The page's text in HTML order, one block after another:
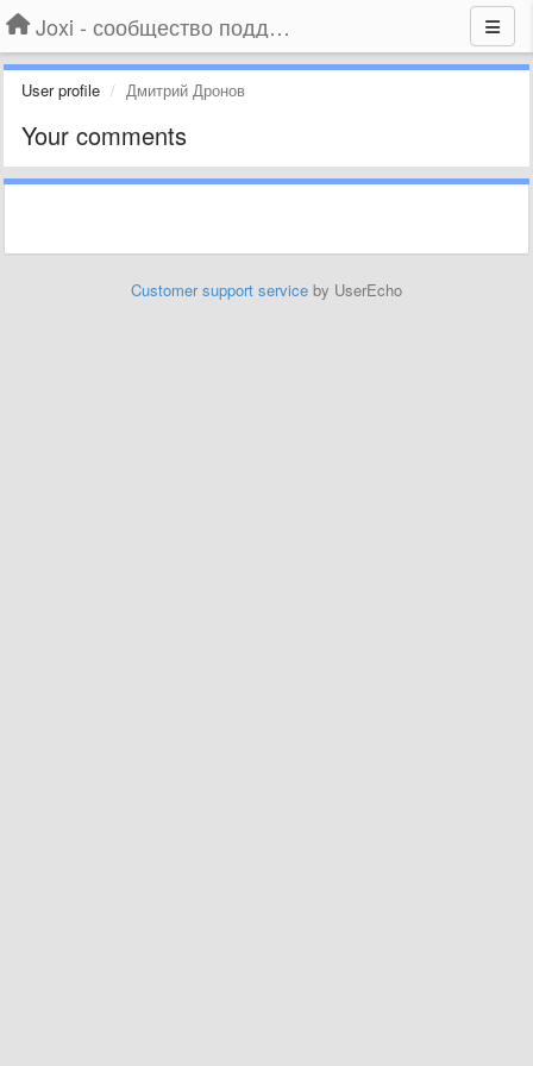
Joxi - сообщество поддержки
User profile Дмитрий Дронов
Your comments
Customer support service by UserEcho